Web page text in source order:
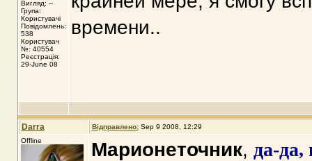
Вигляд: --
Група:
Користувачі
Повідомлень:
538
Користувач
№: 40554
Реєстрація:
29-June 08
времени..
Darra Відправлено: Sep 9 2008, 12:29
Offline
Марионеточник, да-да,